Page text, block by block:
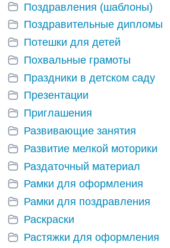
Поздравления (шаблоны)
Поздравительные дипломы
Потешки для детей
Похвальные грамоты
Праздники в детском саду
Презентации
Приглашения
Развивающие занятия
Развитие мелкой моторики
Раздаточный материал
Рамки для оформления
Рамки для поздравления
Раскраски
Растяжки для оформления